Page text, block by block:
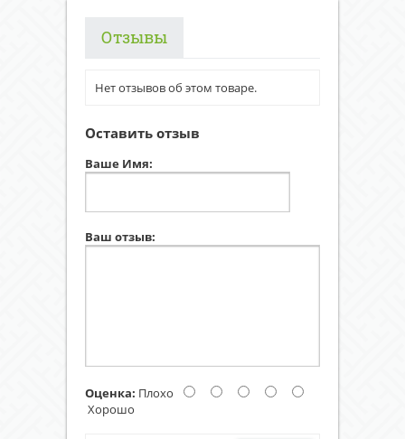
Отзывы
Нет отзывов об этом товаре.
Оставить отзыв
Ваше Имя:
Ваш отзыв:
Оценка: Плохо
Хорошо